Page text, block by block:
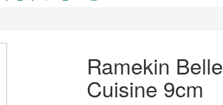
Ramekin Belle
Cuisine 9cm